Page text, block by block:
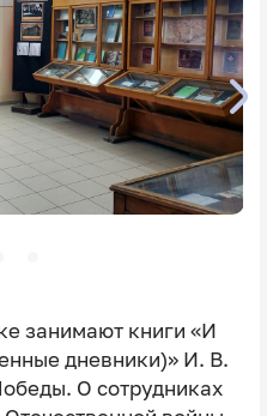
занимают книги «И
дневники)» И. В.
О сотрудниках